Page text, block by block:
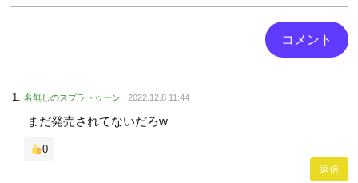
名無しのスプラトゥーン 2022.12.8 11:44
まだ発売されてないだろw
0
返信